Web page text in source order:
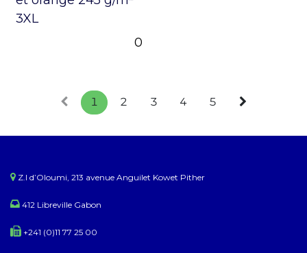
3XL
0
1 2 3 4 5
Z.I d’Oloumi, 213 avenue Anguilet Kowet Pither​
412 Libreville Gabon
+241 (0)11 77 25 00